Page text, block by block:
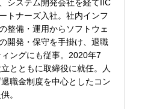
システム開発会社を経てIIC
トナーズ入社。社内インフ
整備・運用からソフトウェ
開発・保守を手掛け、退職
ングにも従事。2020年7
とともに取締役に就任。人
職金制度を中心としたコン
。